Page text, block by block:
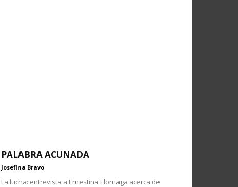
PALABRA ACUNADA
Josefina Bravo
La lucha: entrevista a Ernestina Elorriaga acerca de